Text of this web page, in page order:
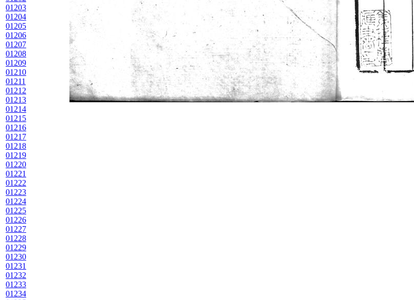
01203
01204
01205
01206
01207
01208
01209
01210
01211
01212
01213
01214
01215
01216
01217
01218
01219
01220
01221
01222
01223
01224
01225
01226
01227
01228
01229
01230
01231
01232
01233
01234